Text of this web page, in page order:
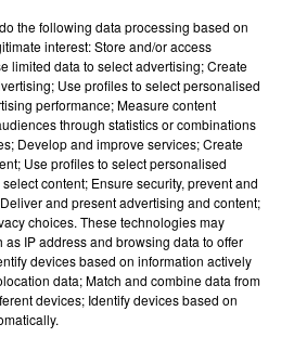
pas autorisée à déjeuner avec moi,
des amies proches. Elle pourrait
C'est vraiment dingue
.
semble couler de meilleurs jours
Jamie Foxx.
do the following data processing based on
interest: Store and/or access
limited data to select advertising; Create
Use profiles to select personalised
performance; Measure content
through statistics or combinations
Develop and improve services; Create
Use profiles to select personalised
content; Ensure security, prevent and
and present advertising and content;
choices. These technologies may
IP address and browsing data to offer
devices based on information actively
data; Match and combine data from
devices; Identify devices based on